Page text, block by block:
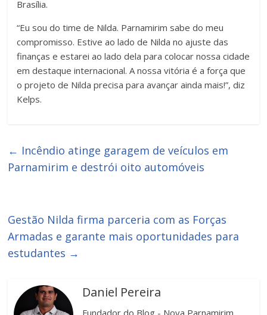
Brasília.
“Eu sou do time de Nilda. Parnamirim sabe do meu
compromisso. Estive ao lado de Nilda no ajuste das
finanças e estarei ao lado dela para colocar nossa cidade
em destaque internacional. A nossa vitória é a força que
o projeto de Nilda precisa para avançar ainda mais!”, diz
Kelps.
← Incêndio atinge garagem de veículos em
Parnamirim e destrói oito automóveis
Gestão Nilda firma parceria com as Forças
Armadas e garante mais oportunidades para
estudantes →
Daniel Pereira